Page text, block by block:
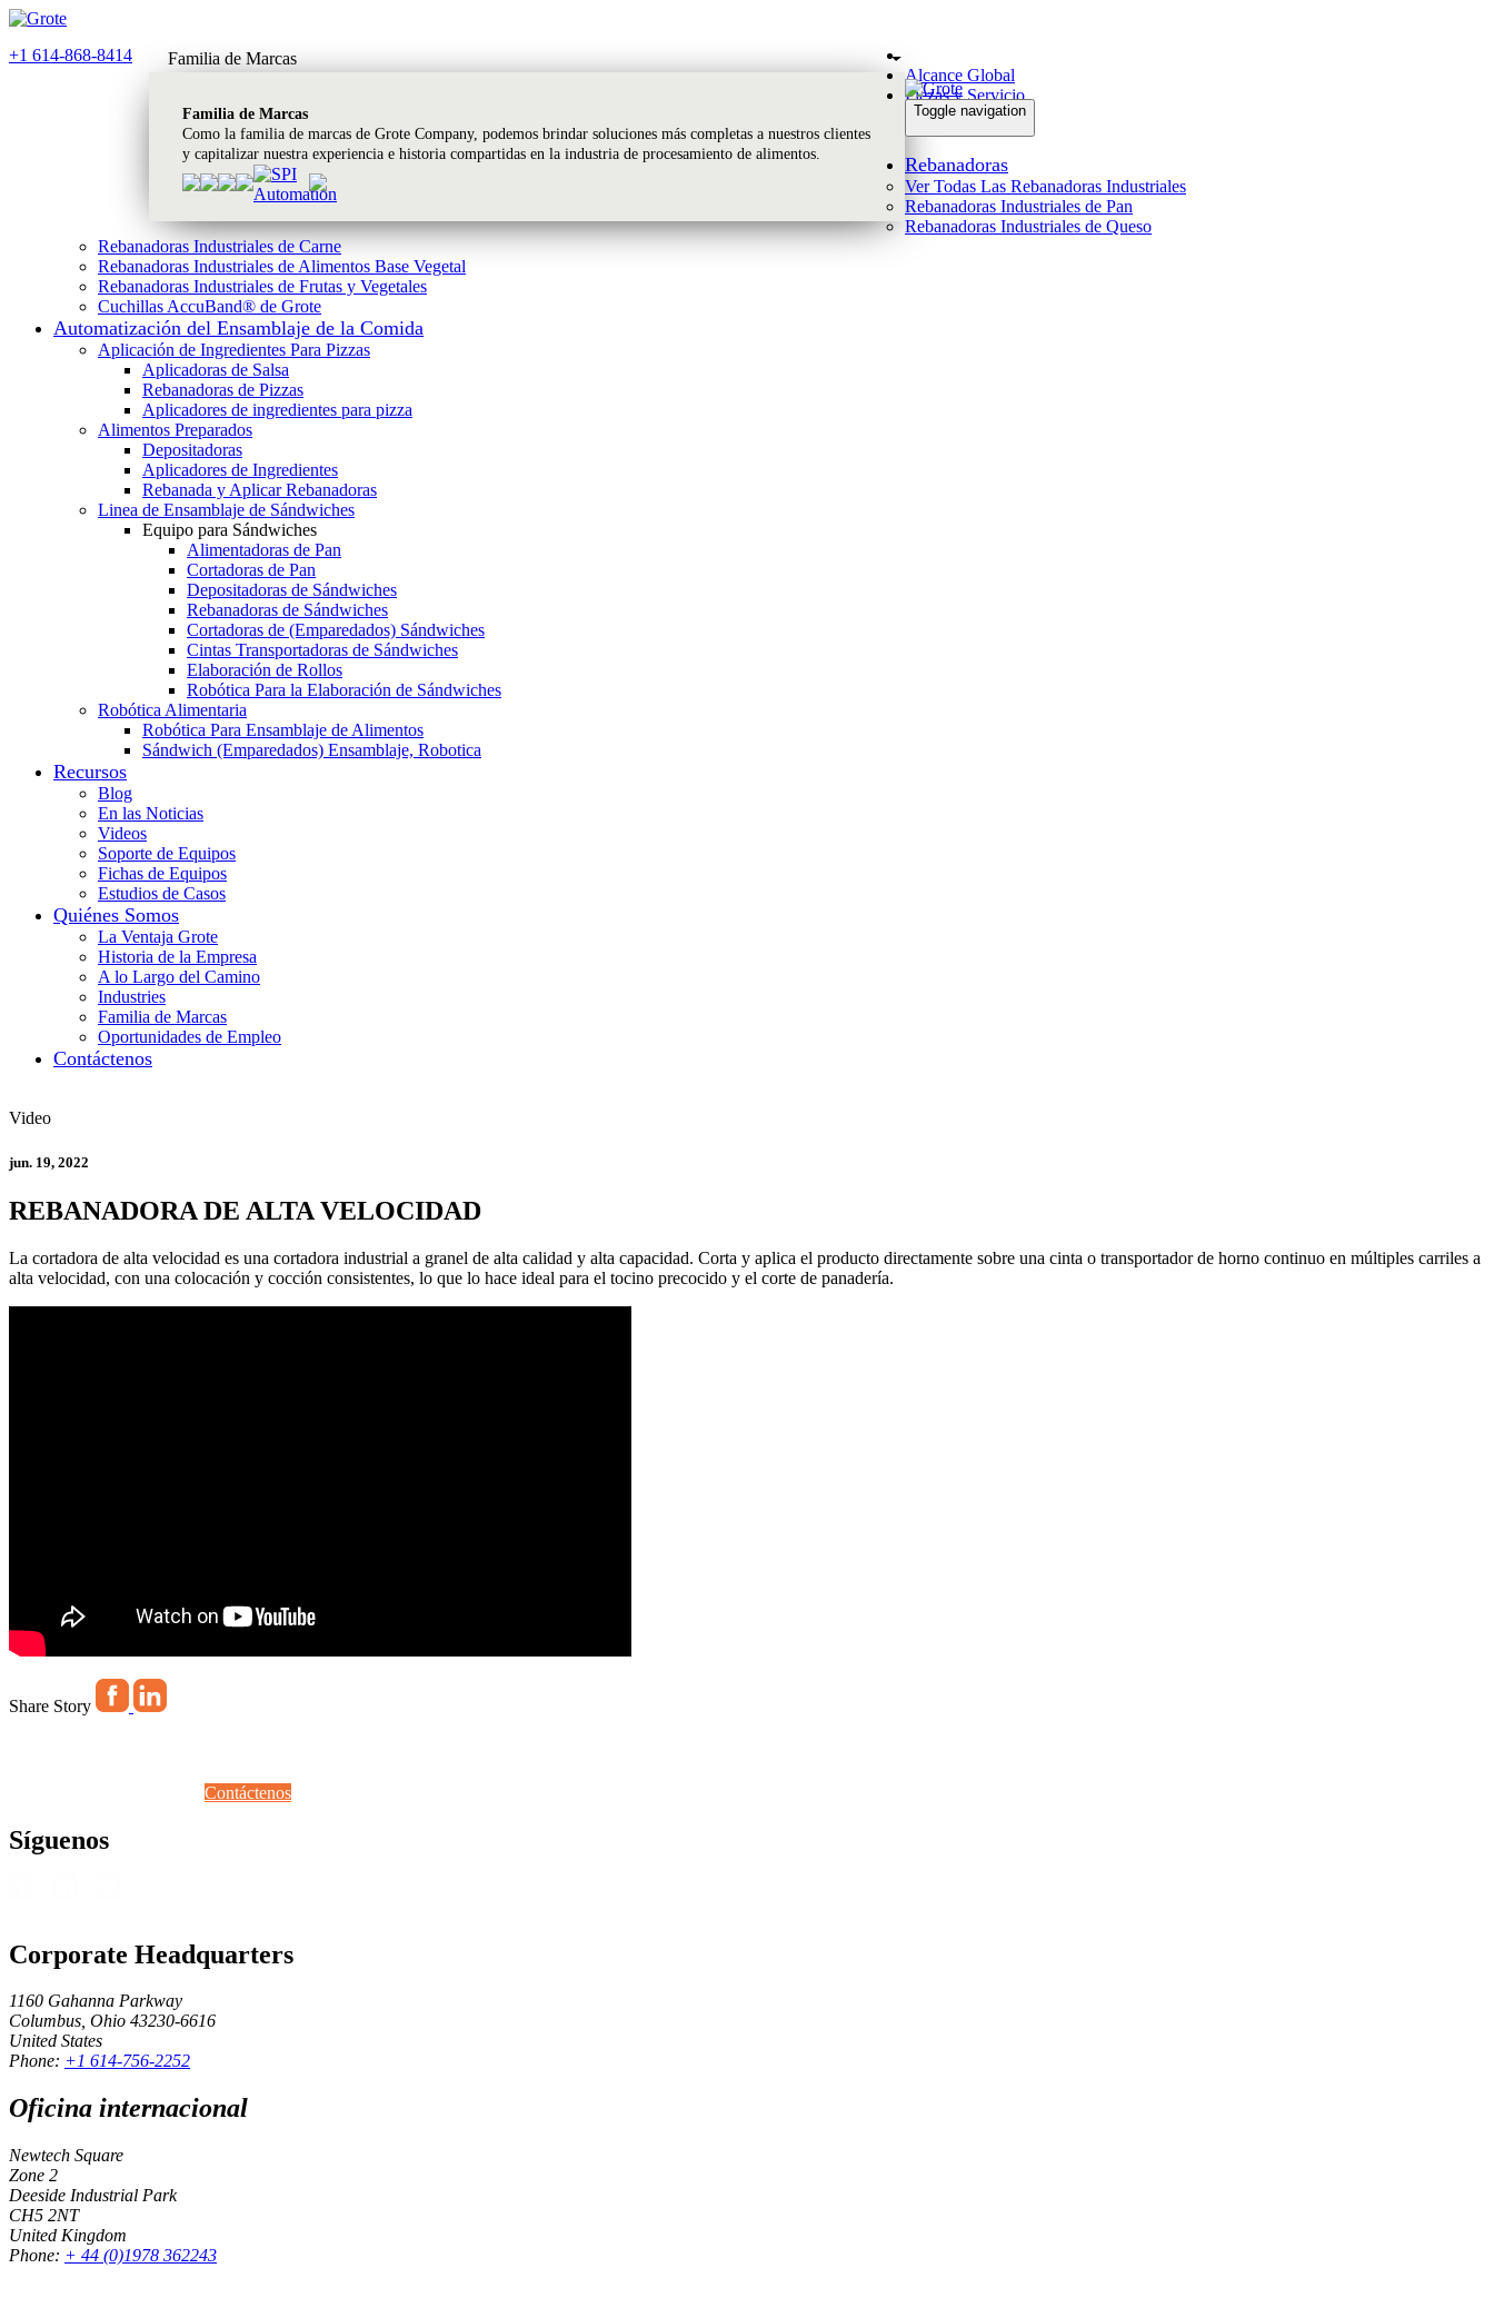
+1 614-868-8414 Familia de Marcas
Familia de Marcas
Como la familia de marcas de Grote Company, podemos brindar soluciones más completas a nuestros clientes
y capitalizar nuestra experiencia e historia compartidas en la industria de procesamiento de alimentos.
Alcance Global
Piezas y Servicio
Toggle navigation
Rebanadoras
Ver Todas Las Rebanadoras Industriales
Rebanadoras Industriales de Pan
Rebanadoras Industriales de Queso
Rebanadoras Industriales de Carne
Rebanadoras Industriales de Alimentos Base Vegetal
Rebanadoras Industriales de Frutas y Vegetales
Cuchillas AccuBand® de Grote
Automatización del Ensamblaje de la Comida
Aplicación de Ingredientes Para Pizzas
Aplicadoras de Salsa
Rebanadoras de Pizzas
Aplicadores de ingredientes para pizza
Alimentos Preparados
Depositadoras
Aplicadores de Ingredientes
Rebanada y Aplicar Rebanadoras
Linea de Ensamblaje de Sándwiches
Equipo para Sándwiches
Alimentadoras de Pan
Cortadoras de Pan
Depositadoras de Sándwiches
Rebanadoras de Sándwiches
Cortadoras de (Emparedados) Sándwiches
Cintas Transportadoras de Sándwiches
Elaboración de Rollos
Robótica Para la Elaboración de Sándwiches
Robótica Alimentaria
Robótica Para Ensamblaje de Alimentos
Sándwich (Emparedados) Ensamblaje, Robotica
Recursos
Blog
En las Noticias
Videos
Soporte de Equipos
Fichas de Equipos
Estudios de Casos
Quiénes Somos
La Ventaja Grote
Historia de la Empresa
A lo Largo del Camino
Industries
Familia de Marcas
Oportunidades de Empleo
Contáctenos
Video
jun. 19, 2022
REBANADORA DE ALTA VELOCIDAD
La cortadora de alta velocidad es una cortadora industrial a granel de alta calidad y alta capacidad. Corta y aplica el producto directamente sobre una cinta o transportador de horno continuo en múltiples carriles a
alta velocidad, con una colocación y cocción consistentes, lo que lo hace ideal para el tocino precocido y el corte de panadería.
Share Story
Contáctenos
Síguenos
Corporate Headquarters
1160 Gahanna Parkway
Columbus, Ohio 43230-6616
United States
Phone: +1 614-756-2252
Oficina internacional
Newtech Square
Zone 2
Deeside Industrial Park
CH5 2NT
United Kingdom
Phone: + 44 (0)1978 362243